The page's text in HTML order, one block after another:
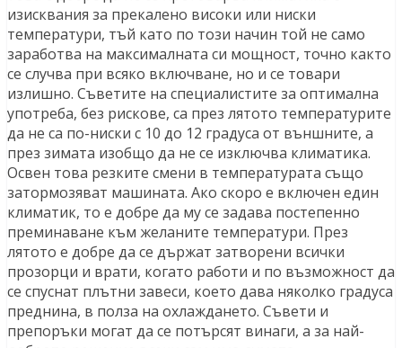
изисквания за прекалено високи или ниски
температури, тъй като по този начин той не само
заработва на максималната си мощност, точно както
се случва при всяко включване, но и се товари
излишно. Съветите на специалистите за оптимална
употреба, без рискове, са през лятото температурите
да не са по-ниски с 10 до 12 градуса от външните, а
през зимата изобщо да не се изключва климатика.
Освен това резките смени в температурата също
затормозяват машината. Ако скоро е включен един
климатик, то е добре да му се задава постепенно
преминаване към желаните температури. През
лятото е добре да се държат затворени всички
прозорци и врати, когато работи и по възможност да
се спуснат плътни завеси, което дава няколко градуса
преднина, в полза на охлаждането. Съвети и
препоръки могат да се потърсят винаги, а за най-